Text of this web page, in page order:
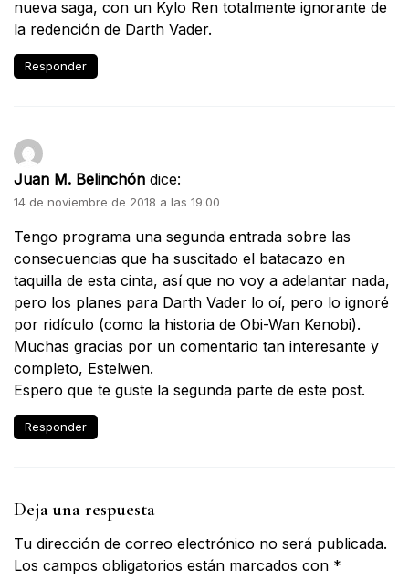
nueva saga, con un Kylo Ren totalmente ignorante de
la redención de Darth Vader.
Responder
Juan M. Belinchón dice:
14 de noviembre de 2018 a las 19:00
Tengo programa una segunda entrada sobre las
consecuencias que ha suscitado el batacazo en
taquilla de esta cinta, así que no voy a adelantar nada,
pero los planes para Darth Vader lo oí, pero lo ignoré
por ridículo (como la historia de Obi-Wan Kenobi).
Muchas gracias por un comentario tan interesante y
completo, Estelwen.
Espero que te guste la segunda parte de este post.
Responder
Deja una respuesta
Tu dirección de correo electrónico no será publicada.
Los campos obligatorios están marcados con *